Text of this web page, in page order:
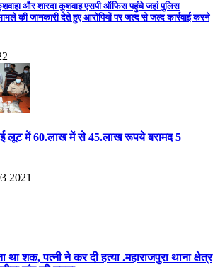
और शारदा कुशवाह एसपी ऑफिस पहुंचे जहां पुलिस
की जानकारी देते हुए आरोपियों पर जल्द से जल्द कार्रवाई करने
लूट में 60.लाख में से 45.लाख रूपये बरामद 5
2021
था शक, पत्नी ने कर दी हत्या .महाराजपुरा थाना क्षेत्र